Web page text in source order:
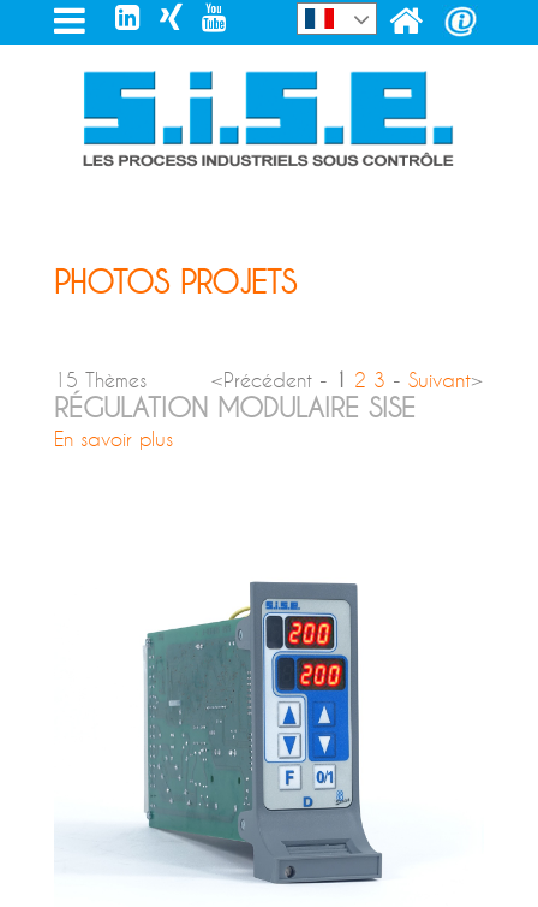
PHOTOS PROJETS
15 Thèmes <Précédent - 1 2 3 -Suivant>
RÉGULATION MODULAIRE SISE
En savoir plus